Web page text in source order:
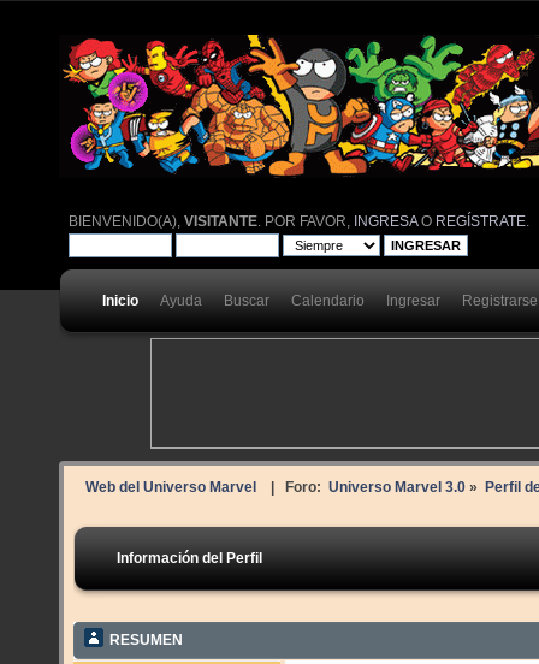
BIENVENIDO(A),VISITANTE . POR FAVOR, INGRESAO REGÍSTRATE
Inicio Ayuda Buscar Calendario Ingresar Registrarse
Web del Universo Marvel | Foro: Universo Marvel 3.0» Perfil
Información del Perfil
RESUMEN